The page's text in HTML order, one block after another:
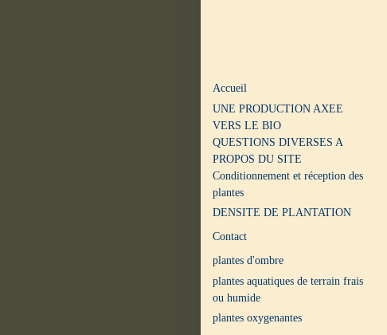
Accueil
UNE PRODUCTION AXEE
VERS LE BIO
QUESTIONS DIVERSES A
PROPOS DU SITE
Conditionnement et réception des
plantes
DENSITE DE PLANTATION
Contact
plantes d'ombre
plantes aquatiques de terrain frais
ou humide
plantes oxygenantes